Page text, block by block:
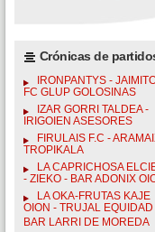
Crónicas de
IRONPANTYS -
FC GLUP GOLOSINAS
IZAR GORRI TALDEA -
IRIGOIEN ASESORES
FIRULAIS F.C -
TROPIKALA
LA CAPRICHOSA
- ZIEKO - BAR ADONIX
LA OKA-FRUTAS KAJE
OION - TRUJAL
BAR LARRI DE MOREDA